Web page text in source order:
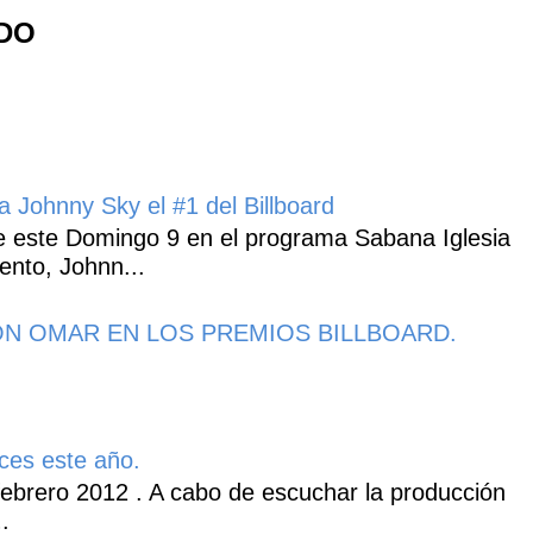
Johnny Sky el #1 del Billboard
Domingo 9 en el programa Sabana Iglesia
Johnn...
OMAR EN LOS PREMIOS BILLBOARD.
este año.
2012 . A cabo de escuchar la producción